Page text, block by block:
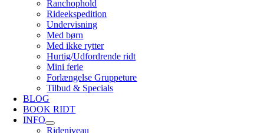
Ranchophold
Rideekspedition
Undervisning
Med børn
Med ikke rytter
Hurtig/Udfordrende ridt
Mini ferie
Forlængelse Gruppeture
Tilbud & Specials
BLOG
BOOK RIDT
INFO
Rideniveau